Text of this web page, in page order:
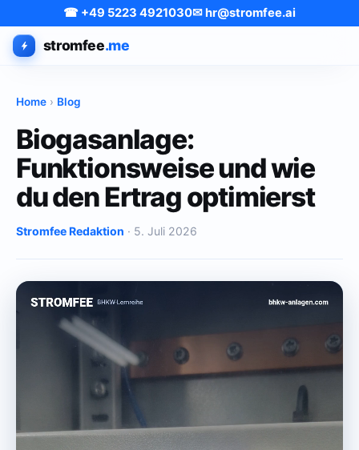
☎ +49 5223 4921030✉ hr@stromfee.ai
stromfee.me
Home › Blog
Biogasanlage:
Funktionsweise und wie
du den Ertrag optimierst
Stromfee Redaktion · 5. Juli 2026